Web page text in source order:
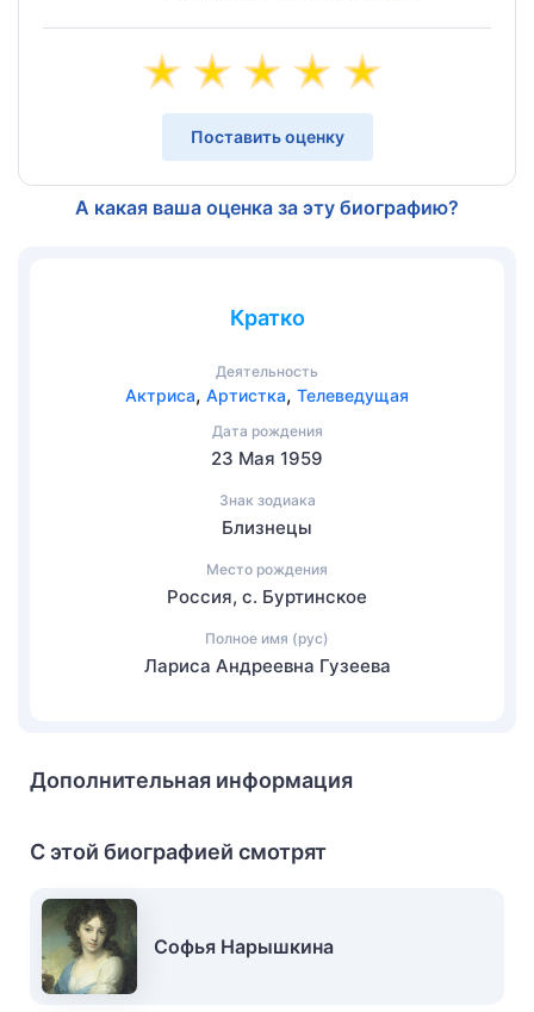
Поставить оценку
А какая ваша оценка за эту биографию?
Кратко
Деятельность
Актриса, Артистка, Телеведущая
Дата рождения
23 Мая 1959
Знак зодиака
Близнецы
Место рождения
Россия, с. Буртинское
Полное имя (рус)
Лариса Андреевна Гузеева
Дополнительная информация
С этой биографией смотрят
Софья Нарышкина